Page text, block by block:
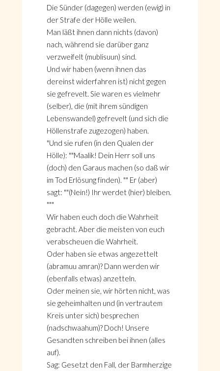
Die Sünder (dagegen) werden (ewig) in
der Strafe der Hölle weilen.
Man läßt ihnen dann nichts (davon)
nach, während sie darüber ganz
verzweifelt (mublisuun) sind.
Und wir haben (wenn ihnen das
dereinst widerfahren ist) nicht gegen
sie gefrevelt. Sie waren es vielmehr
(selber), die (mit ihrem sündigen
Lebenswandel) gefrevelt (und sich die
Höllenstrafe zugezogen) haben.
"Und sie rufen (in den Qualen der
Hölle): ""Maalik! Dein Herr soll uns
(doch) den Garaus machen (so daß wir
im Tod Erlösung finden). "" Er (aber)
sagt: ""(Nein!) Ihr werdet (hier) bleiben.
"""
Wir haben euch doch die Wahrheit
gebracht. Aber die meisten von euch
verabscheuen die Wahrheit.
Oder haben sie etwas angezettelt
(abramuu amran)? Dann werden wir
(ebenfalls etwas) anzetteln.
Oder meinen sie, wir hörten nicht, was
sie geheimhalten und (in vertrautem
Kreis unter sich) besprechen
(nadschwaahum)? Doch! Unsere
Gesandten schreiben bei ihnen (alles
auf).
Sag: Gesetzt den Fall, der Barmherzige